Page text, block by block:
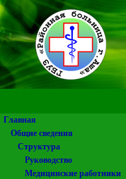
Главная
Общие сведения
Структура
Руководство
Медицинские работники